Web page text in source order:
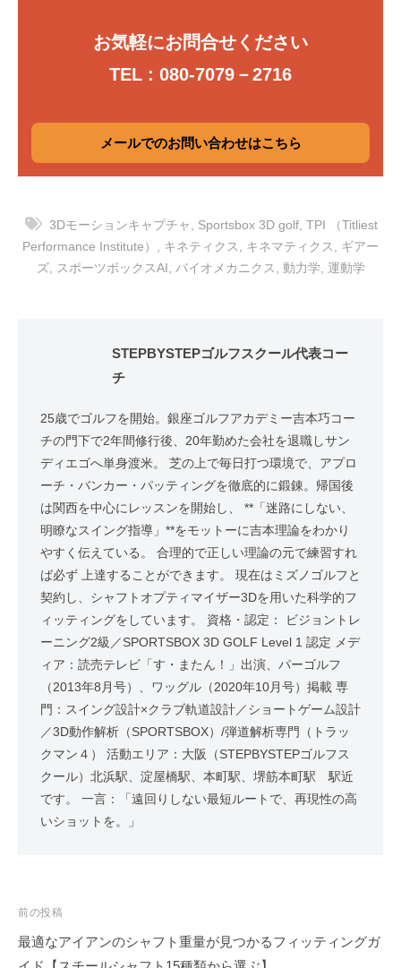
お気軽にお問合せください
TEL : 080-7079－2716
メールでのお問い合わせはこちら
3Dモーションキャプチャ , Sportsbox 3D golf, TPI （Titliest
Performance Institute） , キネティクス , キネマティクス , ギアー
ズ, スポーツボックスAI , バイオメカニクス , 動力学, 運動学
STEPBYSTEPゴルフスクール代表コー
チ
25歳でゴルフを開始。銀座ゴルフアカデミー吉本巧コー
チの門下で2年間修行後、20年勤めた会社を退職しサン
ディエゴへ単身渡米。 芝の上で毎日打つ環境で、アプロ
ーチ・バンカー・パッティングを徹底的に鍛錬。帰国後
は関西を中心にレッスンを開始し、 **「迷路にしない、
明瞭なスイング指導」**をモットーに吉本理論をわかり
やすく伝えている。 合理的で正しい理論の元で練習すれ
ば必ず 上達することができます。 現在はミズノゴルフと
契約し、シャフトオプティマイザー3Dを用いた科学的フ
ィッティングをしています。 資格・認定： ビジョントレ
ーニング2級／SPORTSBOX 3D GOLF Level 1 認定 メデ
ィア：読売テレビ「す・またん！」出演、パーゴルフ
（2013年8月号）、ワッグル（2020年10月号）掲載 専
門：スイング設計×クラブ軌道設計／ショートゲーム設計
／3D動作解析（SPORTSBOX）/弾道解析専門（トラッ
クマン４） 活動エリア：大阪（STEPBYSTEPゴルフス
クール）北浜駅、淀屋橋駅、本町駅、堺筋本町駅 駅近
です。 一言：「遠回りしない最短ルートで、再現性の高
いショットを。」
投
稿
前の投稿
最適なアイアンのシャフト重量が見つかるフィッティングガ